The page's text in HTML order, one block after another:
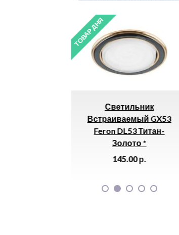
ТОВАР ДНЯ
Светильник
Встраиваемый GX53
Feron DL53 Титан-
Золото *
145.00р.